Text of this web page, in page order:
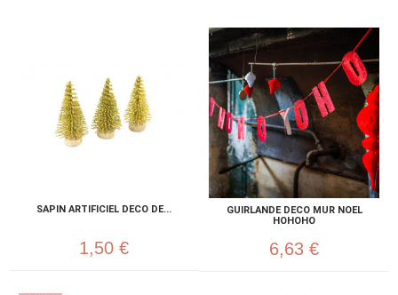
SAPIN ARTIFICIEL DECO DE...
1,50 €
GUIRLANDE DECO MUR NOEL
HOHOHO
6,63 €